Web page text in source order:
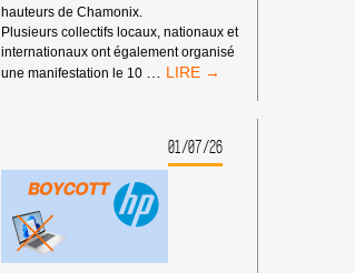
hauteurs de Chamonix.
Plusieurs collectifs locaux, nationaux et
internationaux ont également organisé
une manifestation le 10
BOYCOTT
FÉDÉRATION
ISRAÉLIENNE
01/07/26